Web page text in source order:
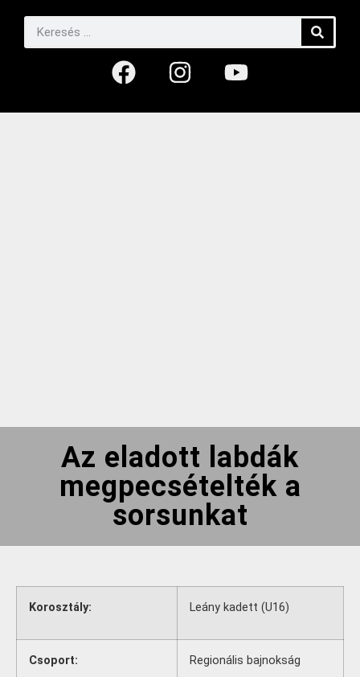
Az eladott labdák
megpecsételték a
sorsunkat
Korosztály: Leány kadett (U16)
Csoport: Regionális bajnokság